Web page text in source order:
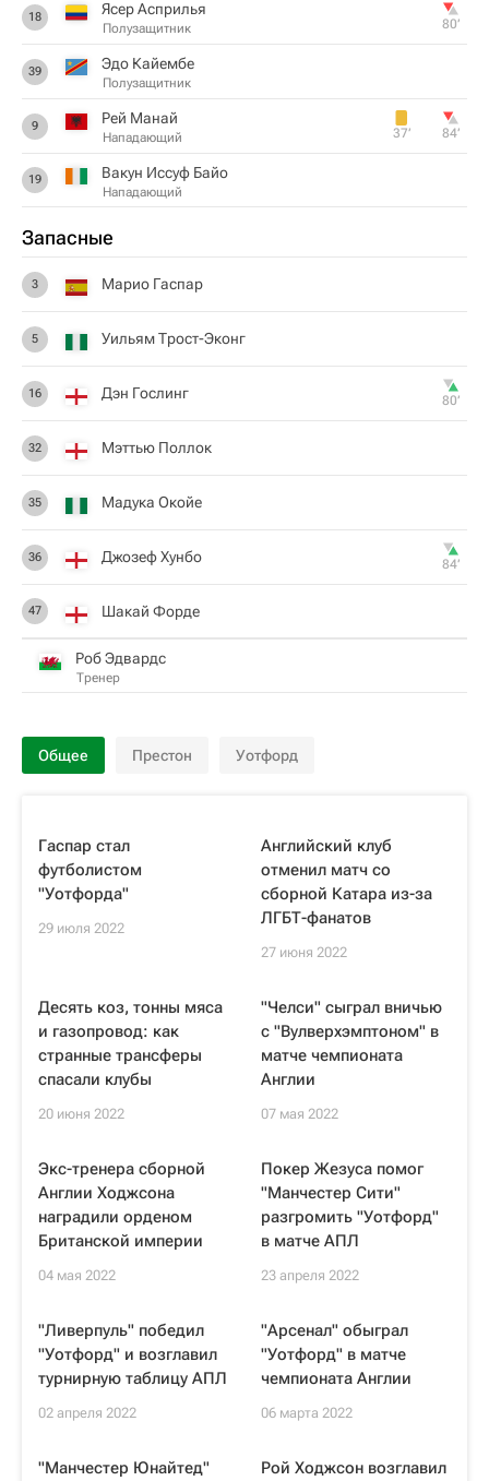
18 Ясер Асприлья
Полузащитник 80‎’‎
39 Эдо Кайембе
Полузащитник
9 Рей Манай
Нападающий 37‎’‎ 84‎’‎
19 Вакун Иссуф Байо
Нападающий
Запасные
3 Марио Гаспар
5 Уильям Трост-Эконг
16 Дэн Гослинг 80‎’‎
32 Мэттью Поллок
35 Мадука Окойe
36 Джозеф Хунбо 84‎’‎
47 Шакай Форде
Роб Эдвардс
Тренер
Общее Престон Уотфорд
Гаспар стал
футболистом
"Уотфорда"
29 июля 2022
Английский клуб
отменил матч со
сборной Катара из-за
ЛГБТ-фанатов
27 июня 2022
Десять коз, тонны мяса
и газопровод: как
странные трансферы
спасали клубы
20 июня 2022
"Челси" сыграл вничью
с "Вулверхэмптоном" в
матче чемпионата
Англии
07 мая 2022
Экс-тренера сборной
Англии Ходжсона
наградили орденом
Британской империи
04 мая 2022
Покер Жезуса помог
"Манчестер Сити"
разгромить "Уотфорд"
в матче АПЛ
23 апреля 2022
"Ливерпуль" победил
"Уотфорд" и возглавил
турнирную таблицу АПЛ
02 апреля 2022
"Арсенал" обыграл
"Уотфорд" в матче
чемпионата Англии
06 марта 2022
"Манчестер Юнайтед"
Рой Ходжсон возглавил